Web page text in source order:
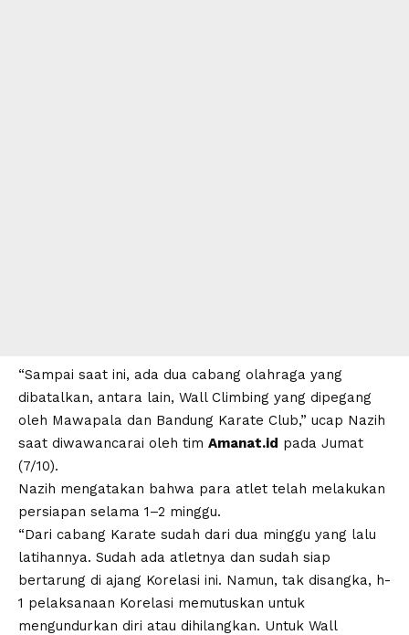
“Sampai saat ini, ada dua cabang olahraga yang
dibatalkan, antara lain, Wall Climbing yang dipegang
oleh Mawapala dan Bandung Karate Club,” ucap Nazih
saat diwawancarai oleh tim Amanat.id pada Jumat
(7/10).
Nazih mengatakan bahwa para atlet telah melakukan
persiapan selama 1–2 minggu.
“Dari cabang Karate sudah dari dua minggu yang lalu
latihannya. Sudah ada atletnya dan sudah siap
bertarung di ajang Korelasi ini. Namun, tak disangka, h-
1 pelaksanaan Korelasi memutuskan untuk
mengundurkan diri atau dihilangkan. Untuk Wall